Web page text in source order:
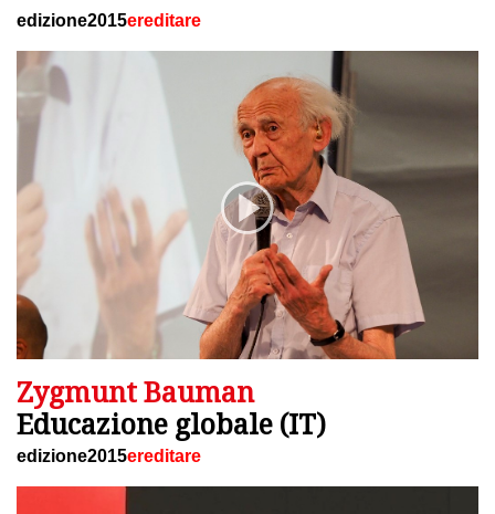
edizione2015ereditare
Zygmunt Bauman
Educazione globale (IT)
edizione2015ereditare